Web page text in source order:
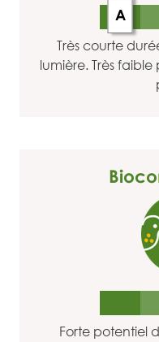
A
Très courte
lumière. Très
Forte potentiel